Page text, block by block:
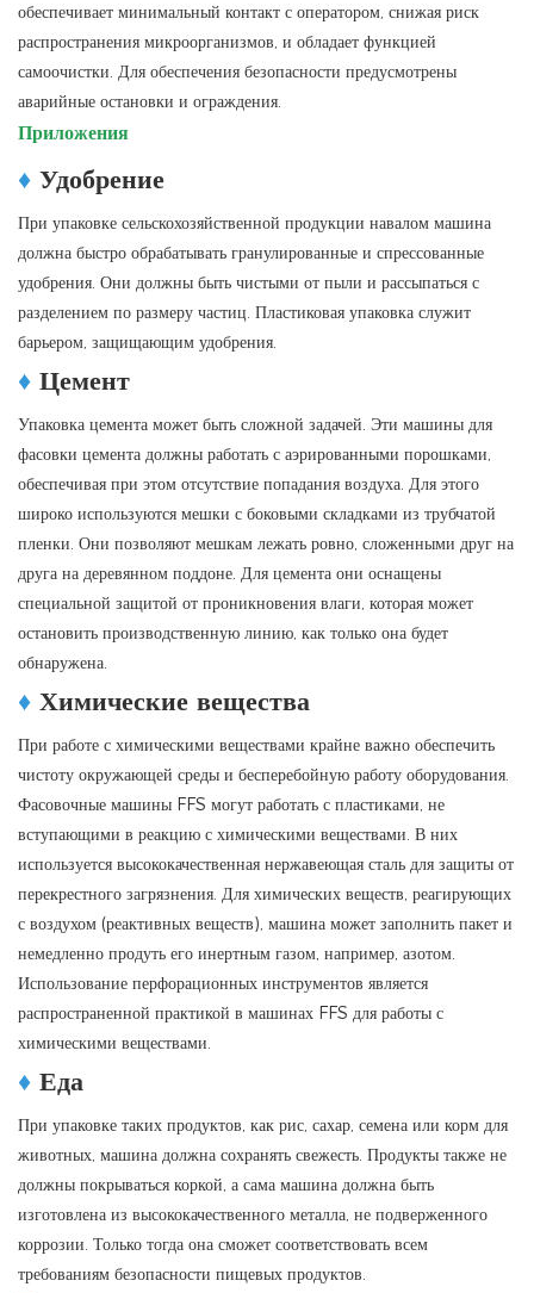
обеспечивает минимальный контакт с оператором, снижая риск
распространения микроорганизмов, и обладает функцией
самоочистки. Для обеспечения безопасности предусмотрены
аварийные остановки и ограждения.
Приложения
♦ Удобрение
При упаковке сельскохозяйственной продукции навалом машина
должна быстро обрабатывать гранулированные и спрессованные
удобрения. Они должны быть чистыми от пыли и рассыпаться с
разделением по размеру частиц. Пластиковая упаковка служит
барьером, защищающим удобрения.
♦ Цемент
Упаковка цемента может быть сложной задачей. Эти машины для
фасовки цемента должны работать с аэрированными порошками,
обеспечивая при этом отсутствие попадания воздуха. Для этого
широко используются мешки с боковыми складками из трубчатой ​​
пленки. Они позволяют мешкам лежать ровно, сложенными друг на
друга на деревянном поддоне. Для цемента они оснащены
специальной защитой от проникновения влаги, которая может
остановить производственную линию, как только она будет
обнаружена.
♦ Химические вещества
При работе с химическими веществами крайне важно обеспечить
чистоту окружающей среды и бесперебойную работу оборудования.
Фасовочные машины FFS могут работать с пластиками, не
вступающими в реакцию с химическими веществами. В них
используется высококачественная нержавеющая сталь для защиты от
перекрестного загрязнения. Для химических веществ, реагирующих
с воздухом (реактивных веществ), машина может заполнить пакет и
немедленно продуть его инертным газом, например, азотом.
Использование перфорационных инструментов является
распространенной практикой в ​​машинах FFS для работы с
химическими веществами.
♦ Еда
При упаковке таких продуктов, как рис, сахар, семена или корм для
животных, машина должна сохранять свежесть. Продукты также не
должны покрываться коркой, а сама машина должна быть
изготовлена ​​из высококачественного металла, не подверженного
коррозии. Только тогда она сможет соответствовать всем
требованиям безопасности пищевых продуктов.